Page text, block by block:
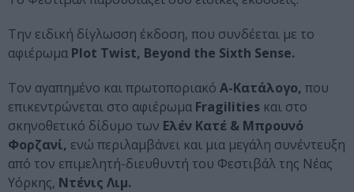
Την ειδική δίγλωσση έκδοση, που συνδέεται με το
αφιέρωμα Plot Twist, Beyond the Sixth Sense.
Τον αγαπημένο και πρωτοποριακό Α-Κατάλογο, που
επικεντρώνεται στο αφιέρωμα Fragilities και στο
σκηνοθετικό δίδυμο των Ελέν Κατέ & Μπρουνό
Φορζανί, ενώ περιλαμβάνει και μια μεγάλη συνέντευξη
από τον επιμελητή-διευθυντή του Φεστιβάλ της Νέας
Υόρκης, Ντένις Λιμ.